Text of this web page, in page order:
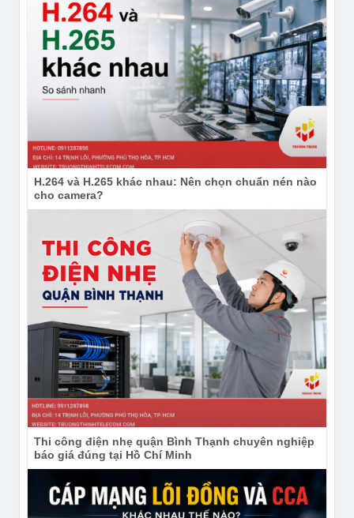
H.264 và H.265 khác nhau: Nên chọn chuẩn nén nào
cho camera?
Thi công điện nhẹ quận Bình Thạnh chuyên nghiệp
báo giá đúng tại Hồ Chí Minh